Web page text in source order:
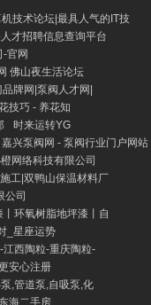
技术论坛|最具人气的IT技
才招聘信息查询平台
官网
佛山夜生活论坛
牌网|泵阀人才网|
技巧 - 养花知
时来运转YG
嘉兴泵阀网 - 泵阀行业门户网站
网络科技有限公司
工|双鸭山保温材料厂
公司
环氧树脂地坪漆丨自
_星座运势
西陶粒-重庆陶粒-
安心注册
,管道泵,自吸泵,化
海二手房